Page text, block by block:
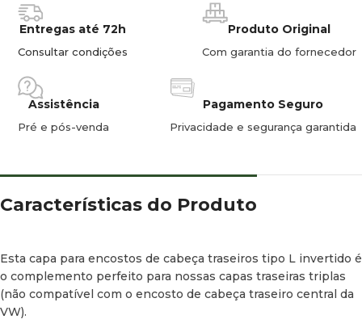
Entregas até 72h
Consultar condições
Produto Original
Com garantia do fornecedor
Assistência
Pré e pós-venda
Pagamento Seguro
Privacidade e segurança garantida
Características do Produto
Esta capa para encostos de cabeça traseiros tipo L invertido é
o complemento perfeito para nossas capas traseiras triplas
(não compatível com o encosto de cabeça traseiro central da
VW).